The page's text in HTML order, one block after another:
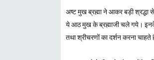
अष्ट मुख ब्रह्मा ने आकर बड़ी श्रद्धा
ये आठ मुख के ब्रह्माजी चले गये। इनके
तथा श्रीचरणों का दर्शन करना चाहते